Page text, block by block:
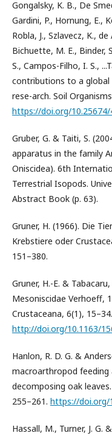
Gongalsky, K. B., De
Gardini, P., Hornung, E.,
Robla, J., Szlavecz, K.,
Bichuette, M. E., Binder,
S., Campos-Filho, I. S.,
contributions to a
rese-arch. Soil
https://doi.org/10.25674/
Gruber, G. & Taiti, S.
apparatus in the family
Oniscidea). 6th
Terrestrial Isopods.
Abstract Book (p. 63).
Gruner, H. (1966). Die
Krebstiere oder
151–380.
Gruner, H.-E. &
Mesoniscidae Verhoeff,
Crustaceana, 6(1), 15–34.
http://doi.org/10.1163/
Hanlon, R. D. G. &
macroarthropod
decomposing oak
255–261. https://doi.org/
Hassall, M., Turner, J. G.